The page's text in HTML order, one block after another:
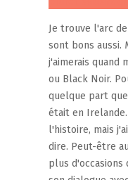
Je trouve l'arc
sont bons aussi.
j'aimerais quand
ou Black Noir.
quelque part
était en
l'histoire, mais
dire. Peut-être
plus